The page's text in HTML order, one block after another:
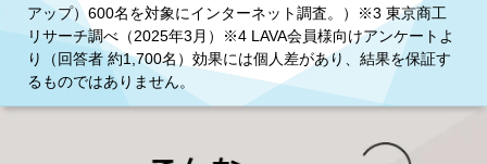
アップ）600名を対象にインターネット調査。）※3 東京商工
リサーチ調べ（2025年3月）※4 LAVA会員様向けアンケートよ
り（回答者 約1,700名）効果には個人差があり、結果を保証す
るものではありません。